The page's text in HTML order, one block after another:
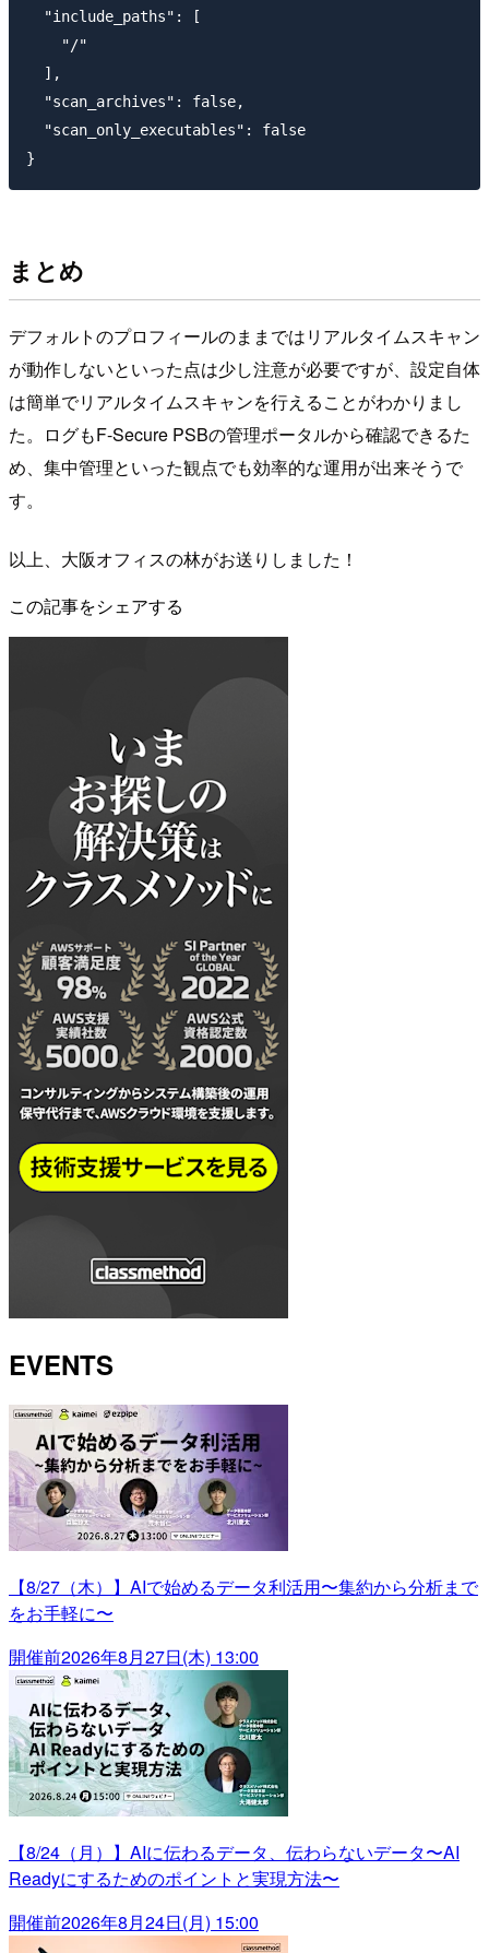
  "include_paths": [
    "/"
  ],
  "scan_archives": false,
  "scan_only_executables": false
まとめ
デフォルトのプロフィールのままではリアルタイムスキャン
が動作しないといった点は少し注意が必要ですが、設定自体
は簡単でリアルタイムスキャンを行えることがわかりまし
た。ログもF-Secure PSBの管理ポータルから確認できるた
め、集中管理といった観点でも効率的な運用が出来そうで
す。
以上、大阪オフィスの林がお送りしました！
この記事をシェアする
EVENTS
【8/27（木）】AIで始めるデータ利活用〜集約から分析まで
をお手軽に〜
開催前2026年8月27日(木) 13:00
【8/24（月）】AIに伝わるデータ、伝わらないデータ〜AI
Readyにするためのポイントと実現方法〜
開催前2026年8月24日(月) 15:00